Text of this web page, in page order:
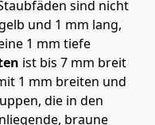
sind nicht
und 1 mm lang,
1 mm tiefe
ist bis 7 mm breit
1 mm breiten und
die in den
braune